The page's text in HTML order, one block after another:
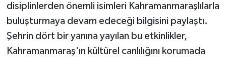
disiplinlerden önemli isimleri Kahramanmaraşlılarla
buluşturmaya devam edeceği bilgisini paylaştı.
Şehrin dört bir yanına yayılan bu etkinlikler,
Kahramanmaraş'ın kültürel canlılığını korumada